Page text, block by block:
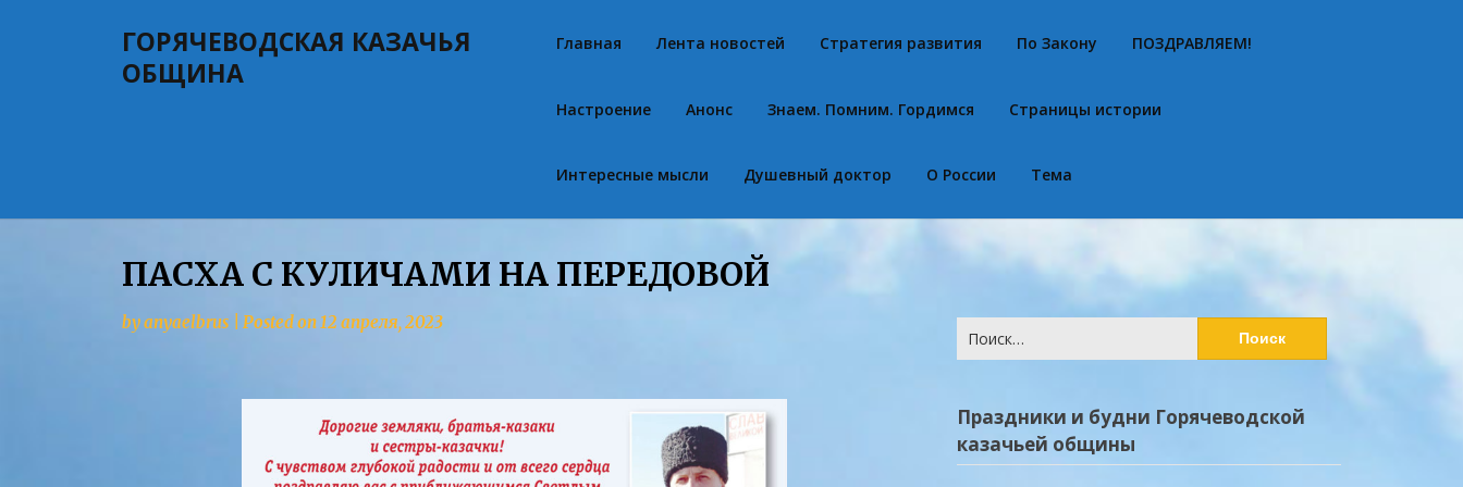
ГОРЯЧЕВОДСКАЯ КАЗАЧЬЯ
ОБЩИНА
Главная Лента новостей Стратегия развития По Закону ПОЗДРАВЛЯЕМ!
Настроение Анонс Знаем. Помним. Гордимся Страницы истории
Интересные мысли Душевный доктор О России Тема
ПАСХА С КУЛИЧАМИ НА ПЕРЕДОВОЙ
byanyaelbrus Posted on12 апреля, 2023
Праздники и будни Горячеводской
казачьей общины